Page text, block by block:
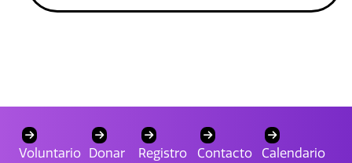
Voluntario Donar Registro Contacto Calendario